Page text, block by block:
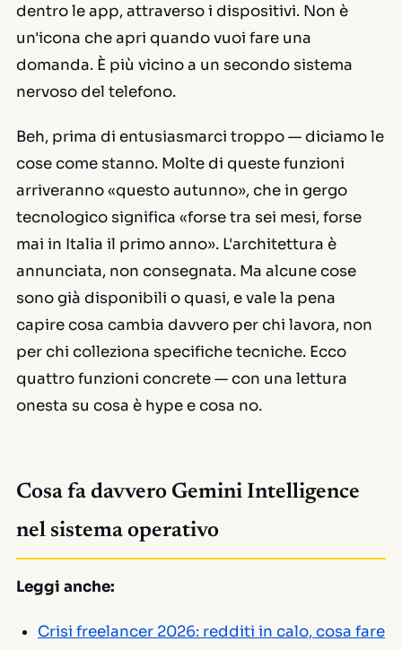
dentro le app, attraverso i dispositivi. Non è
un'icona che apri quando vuoi fare una
domanda. È più vicino a un secondo sistema
nervoso del telefono.
Beh, prima di entusiasmarci troppo — diciamo le
cose come stanno. Molte di queste funzioni
arriveranno «questo autunno», che in gergo
tecnologico significa «forse tra sei mesi, forse
mai in Italia il primo anno». L'architettura è
annunciata, non consegnata. Ma alcune cose
sono già disponibili o quasi, e vale la pena
capire cosa cambia davvero per chi lavora, non
per chi colleziona specifiche tecniche. Ecco
quattro funzioni concrete — con una lettura
onesta su cosa è hype e cosa no.
Cosa fa davvero Gemini Intelligence
nel sistema operativo
Leggi anche:
Crisi freelancer 2026: redditi in calo, cosa fare